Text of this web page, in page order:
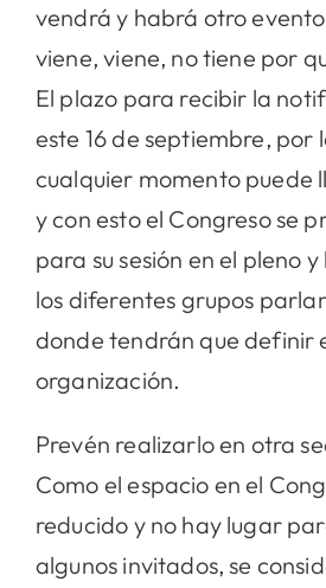
vendrá y habrá otro
viene, viene, no tiene por
El plazo para recibir la
este 16 de septiembre, por
cualquier momento puede
y con esto el Congreso se
para su sesión en el pleno
los diferentes grupos
donde tendrán que definir
organización.
Prevén realizarlo en otra
Como el espacio en el
reducido y no hay lugar
algunos invitados, se